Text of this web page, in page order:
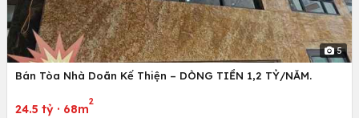
5
Bán Tòa Nhà Doãn Kế Thiện – DÒNG TIỀN 1,2 TỶ/NĂM.
24.5 tỷ · 68m
2